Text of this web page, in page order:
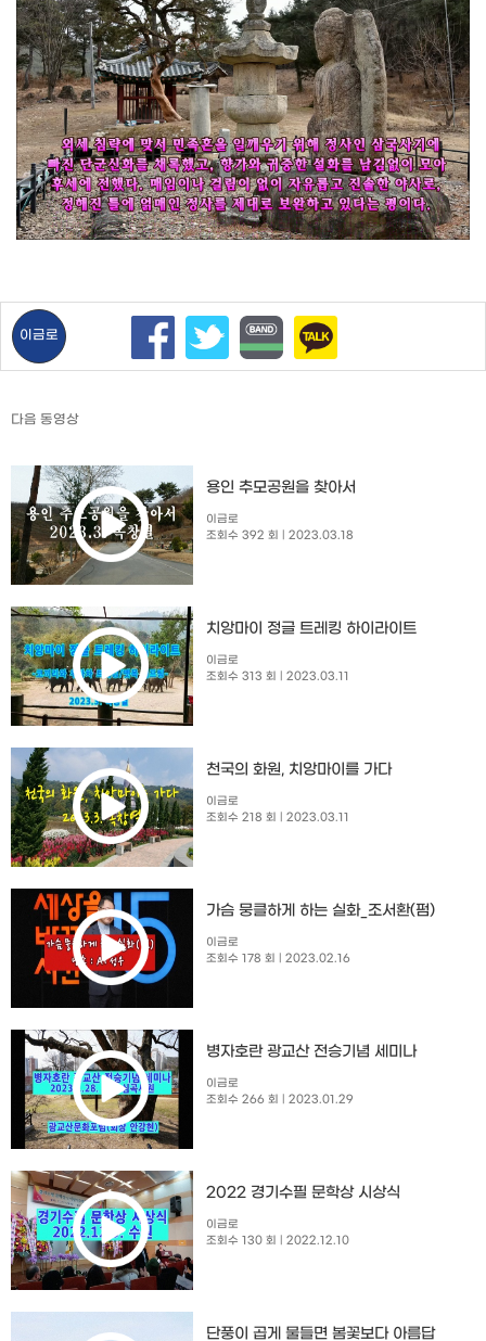
이금로
다음 동영상
용인 추모공원을 찾아서
이금로
조회수 392 회
| 2023.03.18
치앙마이 정글 트레킹 하이라이트
이금로
조회수 313 회
| 2023.03.11
천국의 화원, 치앙마이를 가다
이금로
조회수 218 회
| 2023.03.11
가슴 뭉클하게 하는 실화_조서환(펌)
이금로
조회수 178 회
| 2023.02.16
병자호란 광교산 전승기념 세미나
이금로
조회수 266 회
| 2023.01.29
2022 경기수필 문학상 시상식
이금로
조회수 130 회
| 2022.12.10
단풍이 곱게 물들면 봄꽃보다 아름답